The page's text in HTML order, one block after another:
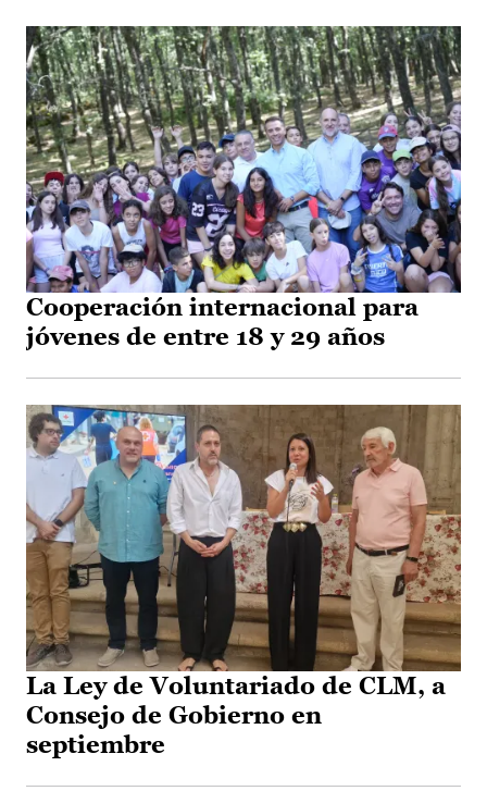
Cooperación internacional para
jóvenes de entre 18 y 29 años
La Ley de Voluntariado de CLM, a
Consejo de Gobierno en
septiembre